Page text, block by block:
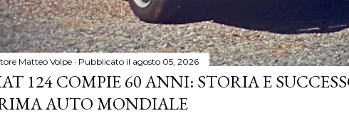
Matteo Volpe Pubblicato il agosto 05, 2026
124 COMPIE 60 ANNI: STORIA E
AUTO MONDIALE